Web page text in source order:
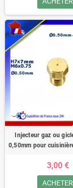
Injecteur gaz ou
0,50mm pour
3,00 €
ACHETER